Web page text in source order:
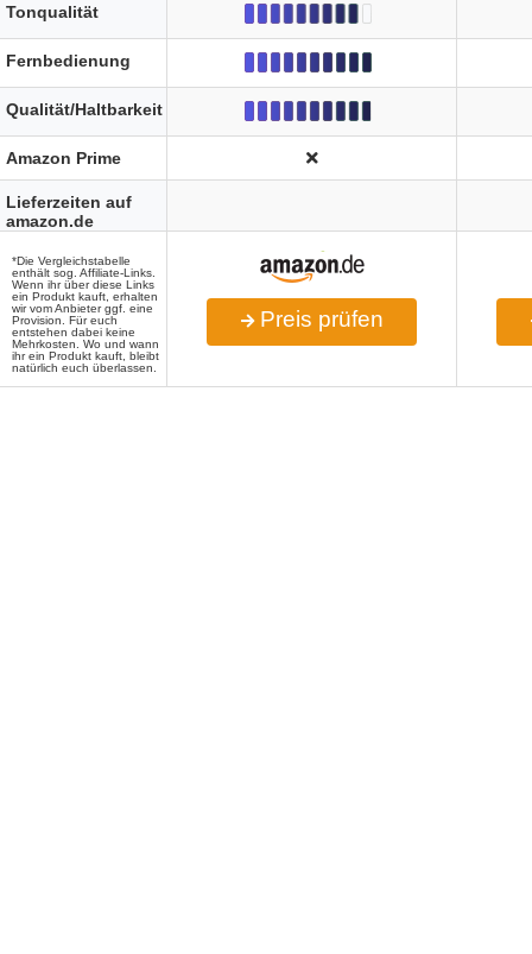
Preis prüfen
Tonqualität
Fernbedienung
Qualität/Haltbarkeit
Amazon Prime
Lieferzeiten auf
amazon.de
*Die Vergleichstabelle
enthält sog. Affiliate-Links.
Wenn ihr über diese Links
ein Produkt kauft, erhalten
wir vom Anbieter ggf. eine
Provision. Für euch
entstehen dabei keine
Mehrkosten. Wo und wann
ihr ein Produkt kauft, bleibt
natürlich euch überlassen.